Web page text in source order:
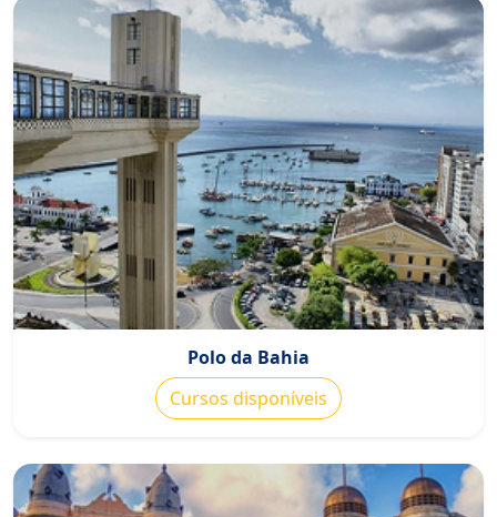
Polo da Bahia
Cursos disponíveis